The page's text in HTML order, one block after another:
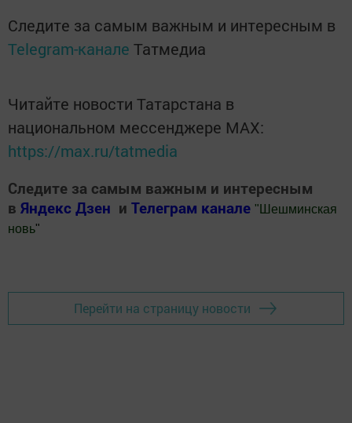
Следите за самым важным и интересным в
Telegram-канале Татмедиа
Читайте новости Татарстана в
национальном мессенджере MАХ:
https://max.ru/tatmedia
Следите за самым важным и интересным
в Яндекс Дзен и Телеграм канале " Шешминская
новь"
Перейти на страницу новости